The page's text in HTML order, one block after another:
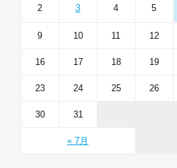
« 7月
2 3 4 5
9 10 11 12
16 17 18 19
23 24 25 26
30 31